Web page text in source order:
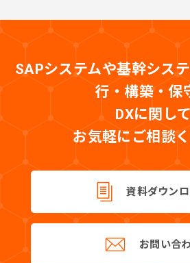
SAPシステムや基幹シス
行・構築・保
DXに関して
お気軽にご相談
資料ダウン
お問い合